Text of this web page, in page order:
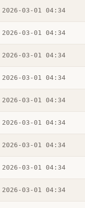
2026-03-01 04:34
2026-03-01 04:34
2026-03-01 04:34
2026-03-01 04:34
2026-03-01 04:34
2026-03-01 04:34
2026-03-01 04:34
2026-03-01 04:34
2026-03-01 04:34